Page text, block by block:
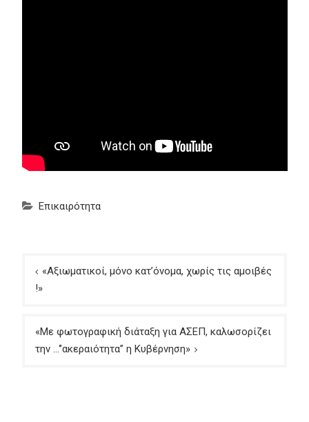
Επικαιρότητα
άρθρων
«Αξιωματικοί, μόνο κατ’όνομα, χωρίς τις αμοιβές
!»
«Με φωτογραφική διάταξη για ΑΣΕΠ, καλωσορίζει
την …‘’ακεραιότητα’’ η Κυβέρνηση»